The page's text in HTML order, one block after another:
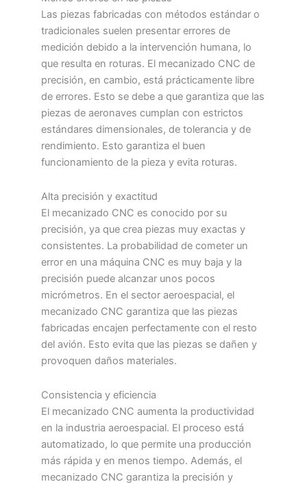
Las piezas fabricadas con métodos estándar o
tradicionales suelen presentar errores de
medición debido a la intervención humana, lo
que resulta en roturas. El mecanizado CNC de
precisión, en cambio, está prácticamente libre
de errores. Esto se debe a que garantiza que las
piezas de aeronaves cumplan con estrictos
estándares dimensionales, de tolerancia y de
rendimiento. Esto garantiza el buen
funcionamiento de la pieza y evita roturas.
Alta precisión y exactitud
El mecanizado CNC es conocido por su
precisión, ya que crea piezas muy exactas y
consistentes. La probabilidad de cometer un
error en una máquina CNC es muy baja y la
precisión puede alcanzar unos pocos
micrómetros. En el sector aeroespacial, el
mecanizado CNC garantiza que las piezas
fabricadas encajen perfectamente con el resto
del avión. Esto evita que las piezas se dañen y
provoquen daños materiales.
Consistencia y eficiencia
El mecanizado CNC aumenta la productividad
en la industria aeroespacial. El proceso está
automatizado, lo que permite una producción
más rápida y en menos tiempo. Además, el
mecanizado CNC garantiza la precisión y